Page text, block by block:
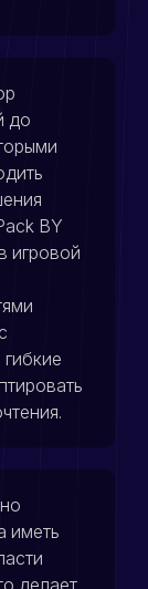
до
BY
игровой
иметь
делает